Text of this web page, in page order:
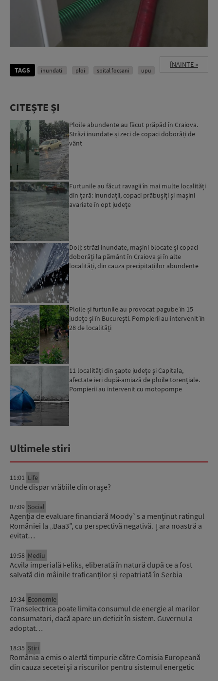
ÎNAINTE »
TAGS inundatii ploi spital focsani upu
CITEȘTE ȘI
Ploile abundente au făcut prăpăd în Craiova.
Străzi inundate și zeci de copaci doborâți de
vânt
Furtunile au făcut ravagii în mai multe localități
din țară: inundații, copaci prăbușiți și mașini
avariate în opt județe
Dolj: străzi inundate, mașini blocate și copaci
doborâți la pământ în Craiova și în alte
localități, din cauza precipitațiilor abundente
Ploile și furtunile au provocat pagube în 15
județe și în București. Pompierii au intervenit în
28 de localități
11 localități din șapte județe și Capitala,
afectate ieri după-amiază de ploile torențiale.
Pompierii au intervenit cu motopompe
Ultimele stiri
11:01 Life
Unde dispar vrăbiile din orașe?
07:09 Social
Agenția de evaluare financiară Moody`s a menținut ratingul
României la „Baa3”, cu perspectivă negativă. Țara noastră a
evitat…
19:58 Mediu
Acvila imperială Feliks, eliberată în natură după ce a fost
salvată din mâinile traficanților și repatriată în Serbia
19:34 Economie
Transelectrica poate limita consumul de energie al marilor
consumatori, dacă apare un deficit în sistem. Guvernul a
adoptat…
18:35 Știri
România a emis o alertă timpurie către Comisia Europeană
din cauza secetei și a riscurilor pentru sistemul energetic